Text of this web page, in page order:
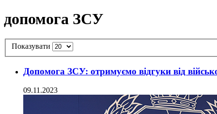
допомога ЗСУ
Показувати
Допомога ЗСУ: отримуємо відгуки від
09.11.2023